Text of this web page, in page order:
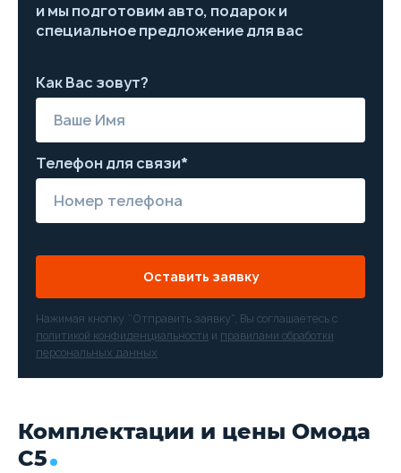
и мы подготовим авто, подарок и
специальное предложение для вас
Как Вас зовут?
Телефон для связи*
Оставить заявку
Нажимая кнопку “Отправить заявку”, Вы соглашаетесь с
политикой конфиденциальности и правилами обработки
персональных данных
Комплектации и цены Омода
С5